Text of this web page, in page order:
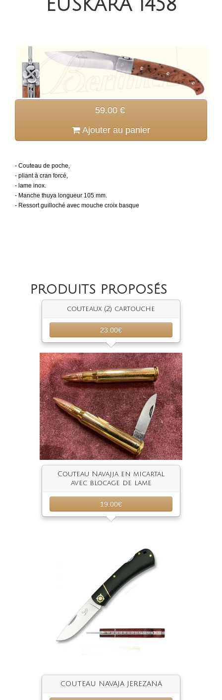
EUSKARA 1458
59.00 €
Ajouter au panier
- Couteau de poche,
- pliant à cran forcé,
- lame inox.
- Manche thuya longueur 105 mm.
- Ressort guilloché avec mouche croix basque
PRODUITS PROPOSÉS
couteaux (2) cartouche
23.00€
Couteau Navajja en micartal
avec blocage de lame
19.00€
COUTEAU NAVAJA JEREZANA